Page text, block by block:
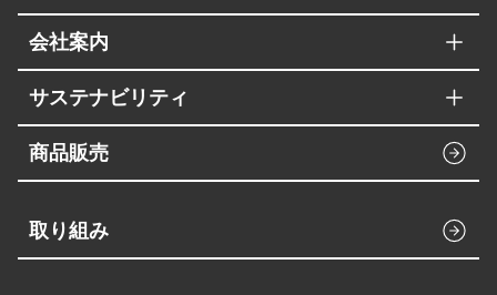
会社案内
サステナビリティ
商品販売
取り組み